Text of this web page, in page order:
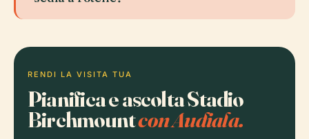
RENDI LA VISITA TUA
Pianifica e ascolta Stadio
Birchmountcon Audiala.